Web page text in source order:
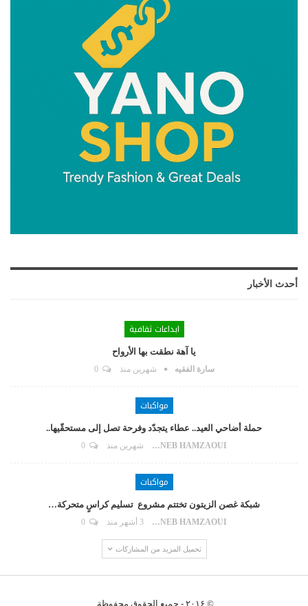
أحدث الأخبار
ابداعات ثقافية
يا آهة نطقت بها الأرواح
سارة الفقيه شهرين منذ 0
مواكبات
حملة أضاحي العيد.. عطاء يتجدّد وفرحة تصل إلى مستحقّيها..
ZAYNEB HAMZAOUI شهرين منذ
مواكبات
شبكة غصن الزيتون تختتم مشروع تسليم كراسٍ متحركة…
ZAYNEB HAMZAOUI 3 أشهر منذ
تحميل المزيد من المشاركات
© ۲۰۱۶ - جميع الحقوق محفوظة.